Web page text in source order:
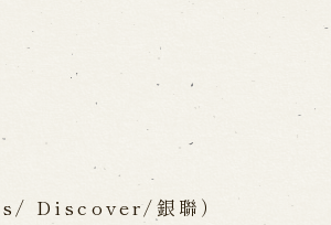
Discover/銀聯）